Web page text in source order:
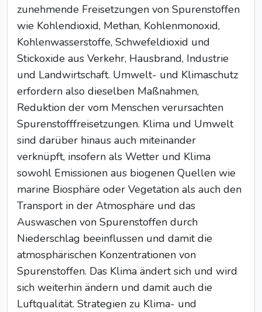
zunehmende Freisetzungen von Spurenstoffen
wie Kohlendioxid, Methan, Kohlenmonoxid,
Kohlenwasserstoffe, Schwefeldioxid und
Stickoxide aus Verkehr, Hausbrand, Industrie
und Landwirtschaft. Umwelt- und Klimaschutz
erfordern also dieselben Maßnahmen,
Reduktion der vom Menschen verursachten
Spurenstofffreisetzungen. Klima und Umwelt
sind darüber hinaus auch miteinander
verknüpft, insofern als Wetter und Klima
sowohl Emissionen aus biogenen Quellen wie
marine Biosphäre oder Vegetation als auch den
Transport in der Atmosphäre und das
Auswaschen von Spurenstoffen durch
Niederschlag beeinflussen und damit die
atmosphärischen Konzentrationen von
Spurenstoffen. Das Klima ändert sich und wird
sich weiterhin ändern und damit auch die
Luftqualität. Strategien zu Klima- und